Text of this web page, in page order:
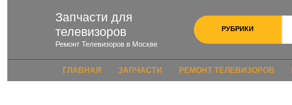
Запчасти для
телевизоров
Ремонт Телевизоров в Москве
РУБРИКИ
ГЛАВНАЯ ЗАПЧАСТИ РЕМОНТ ТЕЛЕВИЗОРОВ